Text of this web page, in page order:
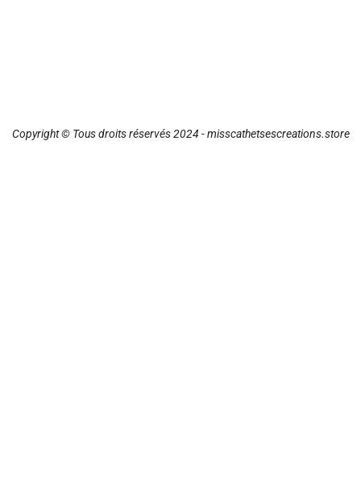
Copyright © Tous droits réservés 2024 - misscathetsescreations.store